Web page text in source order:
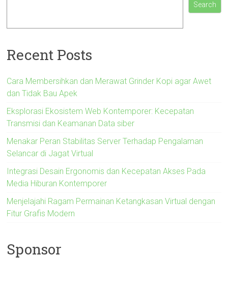
Search
Recent Posts
Cara Membersihkan dan Merawat Grinder Kopi agar Awet
dan Tidak Bau Apek
Eksplorasi Ekosistem Web Kontemporer: Kecepatan
Transmisi dan Keamanan Data siber
Menakar Peran Stabilitas Server Terhadap Pengalaman
Selancar di Jagat Virtual
Integrasi Desain Ergonomis dan Kecepatan Akses Pada
Media Hiburan Kontemporer
Menjelajahi Ragam Permainan Ketangkasan Virtual dengan
Fitur Grafis Modern
Sponsor